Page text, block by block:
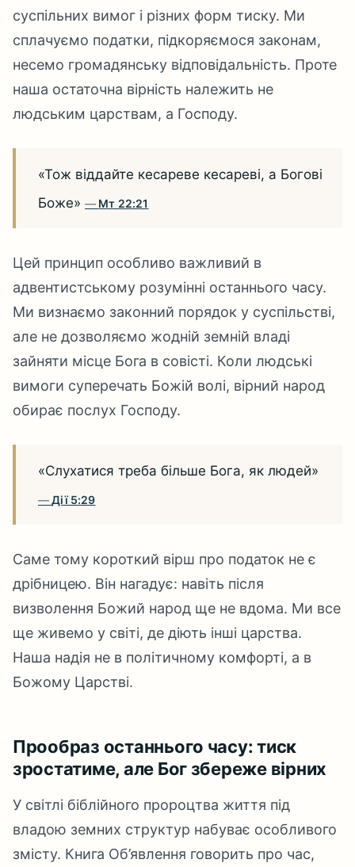
суспільних вимог і різних форм тиску. Ми
сплачуємо податки, підкоряємося законам,
несемо громадянську відповідальність. Проте
наша остаточна вірність належить не
людським царствам, а Господу.
«Тож віддайте кесареве кесареві, а Богові
Боже»
Мт 22:21
Цей принцип особливо важливий в
адвентистському розумінні останнього часу.
Ми визнаємо законний порядок у суспільстві,
але не дозволяємо жодній земній владі
зайняти місце Бога в совісті. Коли людські
вимоги суперечать Божій волі, вірний народ
обирає послух Господу.
«Слухатися треба більше Бога, як людей»
Дії 5:29
Саме тому короткий вірш про податок не є
дрібницею. Він нагадує: навіть після
визволення Божий народ ще не вдома. Ми все
ще живемо у світі, де діють інші царства.
Наша надія не в політичному комфорті, а в
Божому Царстві.
Прообраз останнього часу: тиск
зростатиме, але Бог збереже вірних
У світлі біблійного пророцтва життя під
владою земних структур набуває особливого
змісту. Книга Об’явлення говорить про час,